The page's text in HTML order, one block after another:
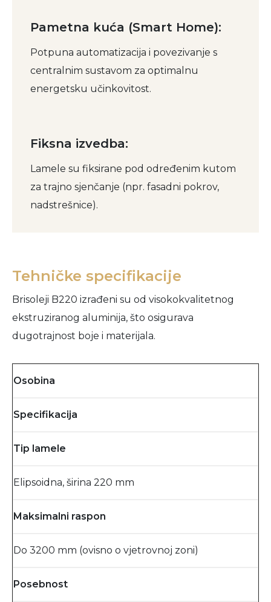
Pametna kuća (Smart Home):
Potpuna automatizacija i povezivanje s
centralnim sustavom za optimalnu
energetsku učinkovitost.
Fiksna izvedba:
Lamele su fiksirane pod određenim kutom
za trajno sjenčanje (npr. fasadni pokrov,
nadstrešnice).
Tehničke specifikacije
Brisoleji B220 izrađeni su od visokokvalitetnog
ekstruziranog aluminija, što osigurava
dugotrajnost boje i materijala.
Osobina
Specifikacija
Tip lamele
Elipsoidna, širina 220 mm
Maksimalni raspon
Do 3200 mm (ovisno o vjetrovnoj zoni)
Posebnost